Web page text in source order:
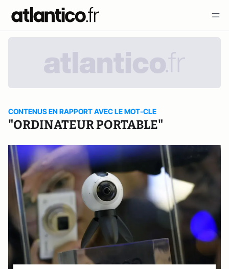
CONTENUS EN RAPPORT AVEC LE MOT-CLE
"ORDINATEUR PORTABLE"